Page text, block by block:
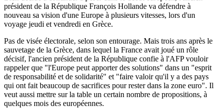
président de la République François Hollande va défendre à
nouveau sa vision d'une Europe à plusieurs vitesses, lors d'un
voyage jeudi et vendredi en Grèce.
Pas de visée électorale, selon son entourage. Mais trois ans après le
sauvetage de la Grèce, dans lequel la France avait joué un rôle
décisif, l'ancien président de la République confie à l'AFP vouloir
rappeler que "l'Europe peut apporter des solutions" dans un "esprit
de responsabilité et de solidarité" et "faire valoir qu'il y a des pays
qui ont fait beaucoup de sacrifices pour rester dans la zone euro". Il
veut aussi mettre sur la table un certain nombre de propositions, à
quelques mois des européennes.